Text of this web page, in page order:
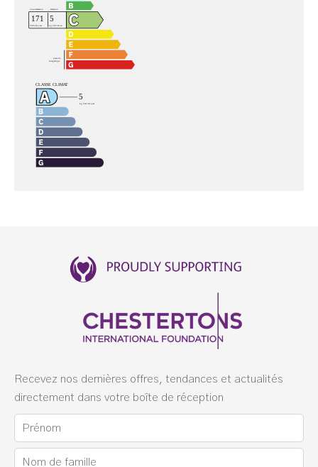
Recevez nos dernières offres, tendances et actualités
directement dans votre boîte de réception